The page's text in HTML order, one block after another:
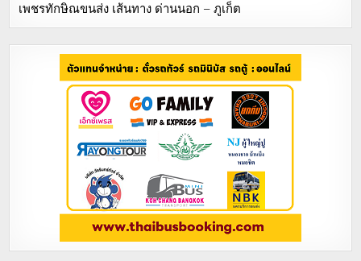
เพชรทักษิณขนส่ง เส้นทาง ด่านนอก – ภูเก็ต